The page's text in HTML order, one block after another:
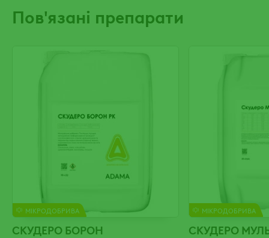
Пов'язані препарати
МІКРОДОБРИВА
СКУДЕРО БОРОН
МІКРОДОБРИВА
СКУДЕРО